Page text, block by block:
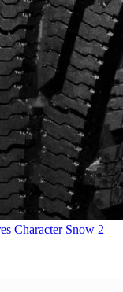
Character Snow 2